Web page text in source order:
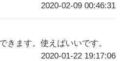
2020-02-09 00:46:31
きます。使えばいいです。
2020-01-22 19:17:06